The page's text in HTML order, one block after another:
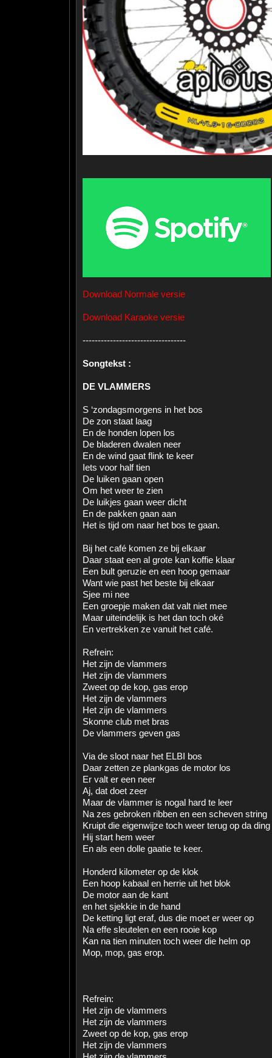
Download Normale versie
Download Karaoke versie
----------------------------------
Songtekst :
DE VLAMMERS
S ‘zondagsmorgens in het bos
De zon staat laag
En de honden lopen los
De bladeren dwalen neer
En de wind gaat flink te keer
Iets voor half tien
De luiken gaan open
Om het weer te zien
De luikjes gaan weer dicht
En de pakken gaan aan
Het is tijd om naar het bos te gaan.
Bij het café komen ze bij elkaar
Daar staat een al grote kan koffie klaar
Een bult geruzie en een hoop gemaar
Want wie past het beste bij elkaar
Sjee mi nee
Een groepje maken dat valt niet mee
Maar uiteindelijk is het dan toch oké
En vertrekken ze vanuit het café.
Refrein:
Het zijn de vlammers
Het zijn de vlammers
Zweet op de kop, gas erop
Het zijn de vlammers
Het zijn de vlammers
Skonne club met bras
De vlammers geven gas
Via de sloot naar het ELBI bos
Daar zetten ze plankgas de motor los
Er valt er een neer
Aj, dat doet zeer
Maar de vlammer is nogal hard te leer
Na zes gebroken ribben en een scheven string
Kruipt die eigenwijze toch weer terug op da ding
Hij start hem weer
En als een dolle gaatie te keer.
Honderd kilometer op de klok
Een hoop kabaal en herrie uit het blok
De motor aan de kant
en het sjekkie in de hand
De ketting ligt eraf, dus die moet er weer op
Na effe sleutelen en een rooie kop
Kan na tien minuten toch weer die helm op
Mop, mop, gas erop.
Refrein:
Het zijn de vlammers
Het zijn de vlammers
Zweet op de kop, gas erop
Het zijn de vlammers